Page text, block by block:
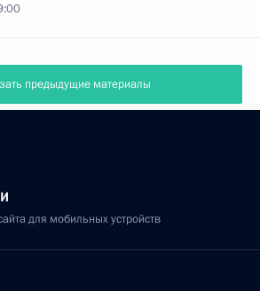
предыдущие материалы
для мобильных устройств